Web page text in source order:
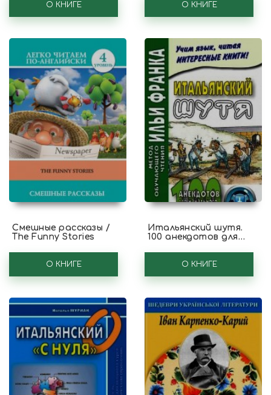
О КНИГЕ О КНИГЕ
Смешные рассказы /
The Funny Stories
О КНИГЕ
Итальянский шутя.
100 анекдотов для
О КНИГЕ